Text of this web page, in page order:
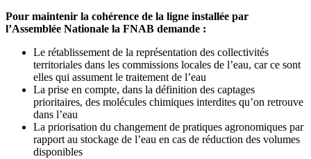
Pour maintenir la cohérence de la ligne installée par
l’Assemblée Nationale la FNAB demande :
Le rétablissement de la représentation des collectivités
territoriales dans les commissions locales de l’eau, car ce sont
elles qui assument le traitement de l’eau
La prise en compte, dans la définition des captages
prioritaires, des molécules chimiques interdites qu’on retrouve
dans l’eau
La priorisation du changement de pratiques agronomiques par
rapport au stockage de l’eau en cas de réduction des volumes
disponibles